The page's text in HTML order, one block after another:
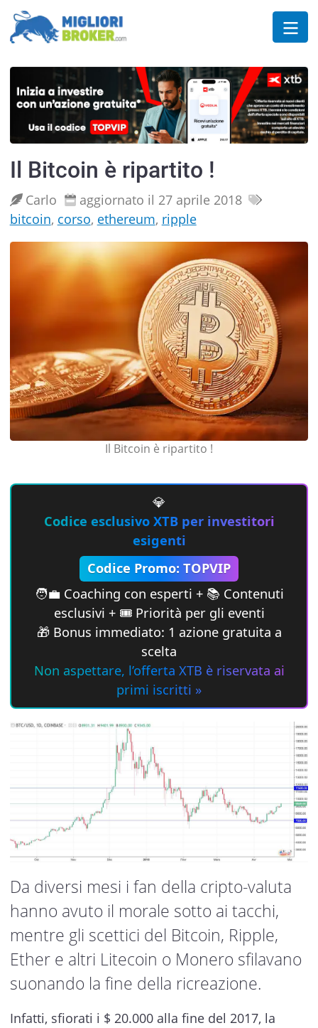
Il Bitcoin è ripartito !
Carlo
aggiornato il 27 aprile 2018
bitcoin, corso, ethereum, ripple
Il Bitcoin è ripartito !
💎
Codice esclusivo XTB per investitori
esigenti
Codice Promo: TOPVIP
🧑‍💼 Coaching con esperti + 📚 Contenuti
esclusivi + 🎟 Priorità per gli eventi
🎁 Bonus immediato: 1 azione gratuita a
scelta
Non aspettare, l’offerta XTB è riservata ai
primi iscritti »
Da diversi mesi i fan della cripto-valuta
hanno avuto il morale sotto ai tacchi,
mentre gli scettici del Bitcoin, Ripple,
Ether e altri Litecoin o Monero sfilavano
suonando la fine della ricreazione.
Infatti, sfiorati i $ 20.000 alla fine del 2017, la